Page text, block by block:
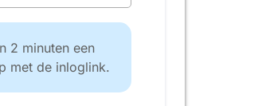
2 minuten een
met de inloglink.